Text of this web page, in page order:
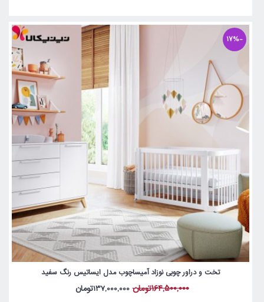
-17%
تخت و دراور چوبی نوزاد آمیساچوب مدل ایساتیس رنگ سفید
164,500,000تومان 137,000,000تومان